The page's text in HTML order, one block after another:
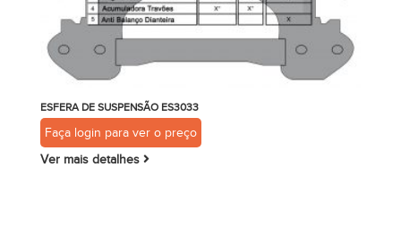
ESFERA DE SUSPENSÃO ES3033
Faça login para ver o preço
Ver mais detalhes